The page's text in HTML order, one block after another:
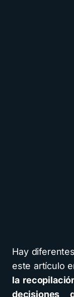
Hay
este artículo
la